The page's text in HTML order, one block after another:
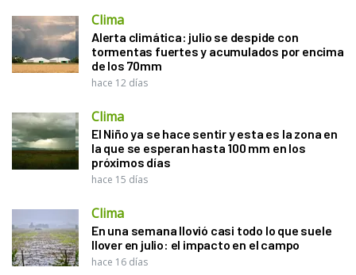
Clima
Alerta climática: julio se despide con
tormentas fuertes y acumulados por encima
de los 70mm
hace 12 días
Clima
El Niño ya se hace sentir y esta es la zona en
la que se esperan hasta 100 mm en los
próximos días
hace 15 días
Clima
En una semana llovió casi todo lo que suele
llover en julio: el impacto en el campo
hace 16 días